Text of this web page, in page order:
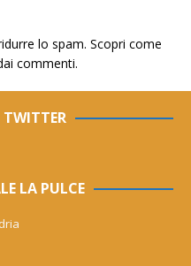
lo spam. Scopri come
commenti.
TWITTER
LA PULCE